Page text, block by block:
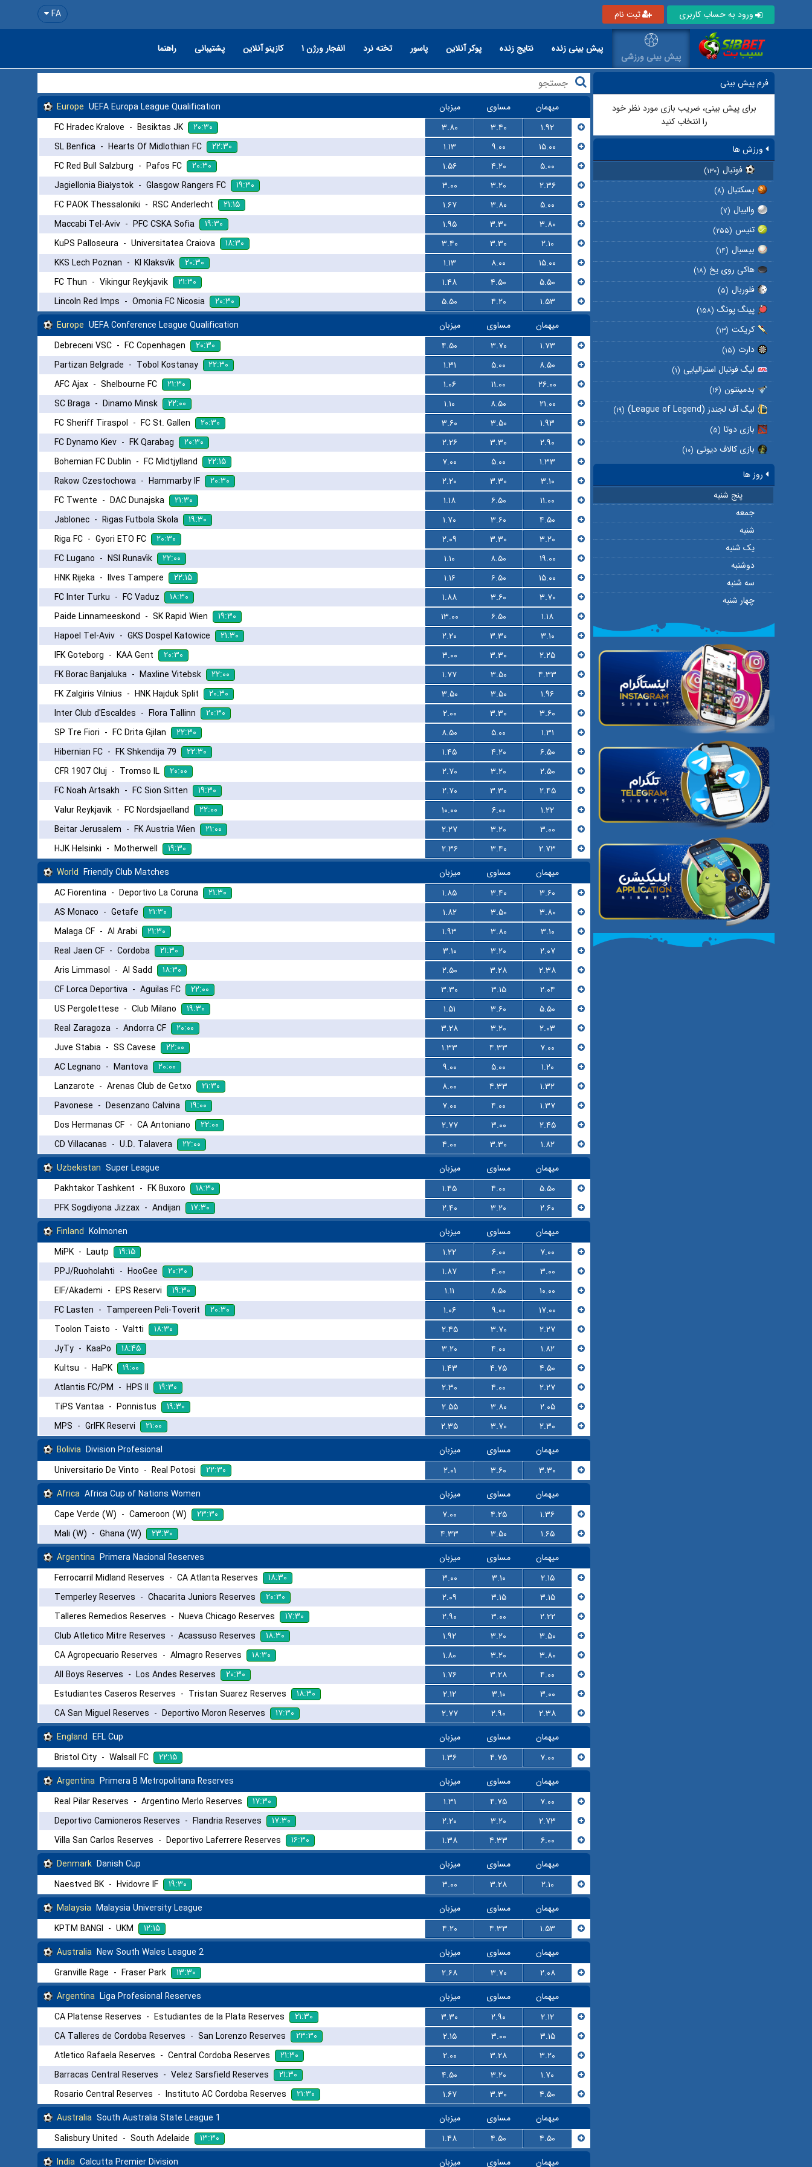
FA ورود به حساب کاربری ثبت نام
پیش بینی ورزشی
پیش بینی زنده نتایج زنده پوکر آنلاین پاسور تخته نرد انفجار ورژن ۱ کازینو آنلاین پشتیبانی راهنما
فرم پیش بینی
برای پیش بینی، ضریب بازی مورد نظر خود
را انتخاب کنید
ورزش ها
فوتبال (۱۳۰)
بسکتبال (۸)
والیبال (۷)
تنیس (۲۵۵)
بیسبال (۱۴)
هاکی روی یخ (۱۸)
فلوربال (۵)
پینگ پونگ (۱۵۸)
کریکت (۱۳)
دارت (۱۵)
لیگ فوتبال استرالیایی (۱)
بدمینتون (۱۶)
لیگ آف لجندز (League of Legend) (۱۹)
بازی دوتا (۵)
بازی کالاف دیوتی (۱۰)
روز ها
پنج شنبه
جمعه
شنبه
یک شنبه
دوشنبه
سه شنبه
چهار شنبه
Europe UEFA Europa League Qualification میزبان مساوی
میهمان
FC Hradec Kralove - Besiktas JK ۲۰:۳۰ ۳.۸۰ ۳.۴۰
۱.۹۲
SL Benfica - Hearts Of Midlothian FC ۲۲:۳۰ ۱.۱۳ ۹.۰۰
۱۵.۰۰
FC Red Bull Salzburg - Pafos FC ۲۰:۳۰ ۱.۵۶ ۴.۲۰
۵.۰۰
Jagiellonia Białystok - Glasgow Rangers FC ۱۹:۳۰ ۳.۰۰ ۳.۲۰
۲.۳۶
FC PAOK Thessaloniki - RSC Anderlecht ۲۱:۱۵ ۱.۶۷ ۳.۸۰
۵.۰۰
Maccabi Tel-Aviv - PFC CSKA Sofia ۱۹:۳۰ ۱.۹۵ ۳.۳۰
۳.۸۰
KuPS Palloseura - Universitatea Craiova ۱۸:۳۰ ۳.۴۰ ۳.۳۰
۲.۱۰
KKS Lech Poznan - KI Klaksvík ۲۰:۳۰ ۱.۱۳ ۸.۰۰
۱۵.۰۰
FC Thun - Vikingur Reykjavik ۲۱:۳۰ ۱.۴۸ ۴.۵۰
۵.۵۰
Lincoln Red Imps - Omonia FC Nicosia ۲۰:۳۰ ۵.۵۰ ۴.۲۰
۱.۵۳
Europe UEFA Conference League Qualification میزبان مساوی
میهمان
Debreceni VSC - FC Copenhagen ۲۰:۳۰ ۴.۵۰ ۳.۷۰
۱.۷۳
Partizan Belgrade - Tobol Kostanay ۲۲:۳۰ ۱.۳۱ ۵.۰۰
۸.۵۰
AFC Ajax - Shelbourne FC ۲۱:۳۰ ۱.۰۶ ۱۱.۰۰
۲۶.۰۰
SC Braga - Dinamo Minsk ۲۲:۰۰ ۱.۱۰ ۸.۵۰
۲۱.۰۰
FC Sheriff Tiraspol - FC St. Gallen ۲۰:۳۰ ۳.۶۰ ۳.۵۰
۱.۹۳
FC Dynamo Kiev - FK Qarabag ۲۰:۳۰ ۲.۲۶ ۳.۳۰
۲.۹۰
Bohemian FC Dublin - FC Midtjylland ۲۲:۱۵ ۷.۰۰ ۵.۰۰
۱.۳۳
Rakow Czestochowa - Hammarby IF ۲۰:۳۰ ۲.۲۰ ۳.۳۰
۳.۱۰
FC Twente - DAC Dunajska ۲۱:۳۰ ۱.۱۸ ۶.۵۰
۱۱.۰۰
Jablonec - Rigas Futbola Skola ۱۹:۳۰ ۱.۷۰ ۳.۶۰
۴.۵۰
Riga FC - Gyori ETO FC ۲۰:۳۰ ۲.۰۹ ۳.۳۰
۳.۲۰
FC Lugano - NSI Runavík ۲۲:۰۰ ۱.۱۰ ۸.۵۰
۱۹.۰۰
HNK Rijeka - Ilves Tampere ۲۲:۱۵ ۱.۱۶ ۶.۵۰
۱۵.۰۰
FC Inter Turku - FC Vaduz ۱۸:۳۰ ۱.۸۸ ۳.۶۰
۳.۷۰
Paide Linnameeskond - SK Rapid Wien ۱۹:۳۰ ۱۳.۰۰ ۶.۵۰
۱.۱۸
Hapoel Tel-Aviv - GKS Dospel Katowice ۲۱:۳۰ ۲.۲۰ ۳.۳۰
۳.۱۰
IFK Goteborg - KAA Gent ۲۰:۳۰ ۳.۰۰ ۳.۳۰
۲.۲۵
FK Borac Banjaluka - Maxline Vitebsk ۲۲:۰۰ ۱.۷۷ ۳.۵۰
۴.۳۳
FK Zalgiris Vilnius - HNK Hajduk Split ۲۰:۳۰ ۳.۵۰ ۳.۵۰
۱.۹۶
Inter Club d'Escaldes - Flora Tallinn ۲۰:۳۰ ۲.۰۰ ۳.۳۰
۳.۶۰
SP Tre Fiori - FC Drita Gjilan ۲۲:۳۰ ۸.۵۰ ۵.۰۰
۱.۳۱
Hibernian FC - FK Shkendija 79 ۲۲:۳۰ ۱.۴۵ ۴.۲۰
۶.۵۰
CFR 1907 Cluj - Tromso IL ۲۰:۰۰ ۲.۷۰ ۳.۲۰
۲.۵۰
FC Noah Artsakh - FC Sion Sitten ۱۹:۳۰ ۲.۷۰ ۳.۳۰
۲.۴۵
Valur Reykjavik - FC Nordsjaelland ۲۲:۰۰ ۱۰.۰۰ ۶.۰۰
۱.۲۲
Beitar Jerusalem - FK Austria Wien ۲۱:۰۰ ۲.۲۷ ۳.۲۰
۳.۰۰
HJK Helsinki - Motherwell ۱۹:۳۰ ۲.۳۶ ۳.۴۰
۲.۷۳
World Friendly Club Matches میزبان مساوی
میهمان
AC Fiorentina - Deportivo La Coruna ۲۱:۳۰ ۱.۸۵ ۳.۴۰
۳.۶۰
AS Monaco - Getafe ۲۱:۳۰ ۱.۸۲ ۳.۵۰
۳.۸۰
Malaga CF - Al Arabi ۲۱:۳۰ ۱.۹۳ ۳.۸۰
۳.۱۰
Real Jaen CF - Cordoba ۲۱:۳۰ ۳.۱۰ ۳.۲۰
۲.۰۷
Aris Limmasol - Al Sadd ۱۸:۳۰ ۲.۵۰ ۳.۲۸
۲.۳۸
CF Lorca Deportiva - Aguilas FC ۲۲:۰۰ ۳.۳۰ ۳.۱۵
۲.۰۴
US Pergolettese - Club Milano ۱۹:۳۰ ۱.۵۱ ۳.۶۰
۵.۵۰
Real Zaragoza - Andorra CF ۲۰:۰۰ ۳.۲۸ ۳.۲۰
۲.۰۳
Juve Stabia - SS Cavese ۲۲:۰۰ ۱.۳۳ ۴.۳۳
۷.۰۰
AC Legnano - Mantova ۲۰:۰۰ ۹.۰۰ ۵.۰۰
۱.۲۰
Lanzarote - Arenas Club de Getxo ۲۱:۳۰ ۸.۰۰ ۴.۳۳
۱.۳۲
Pavonese - Desenzano Calvina ۱۹:۰۰ ۷.۰۰ ۴.۰۰
۱.۳۷
Dos Hermanas CF - CA Antoniano ۲۲:۰۰ ۲.۷۷ ۳.۰۰
۲.۴۵
CD Villacanas - U.D. Talavera ۲۲:۰۰ ۴.۰۰ ۳.۳۰
۱.۸۲
Uzbekistan Super League میزبان مساوی
میهمان
Pakhtakor Tashkent - FK Buxoro ۱۸:۳۰ ۱.۴۵ ۴.۰۰
۵.۵۰
PFK Sogdiyona Jizzax - Andijan ۱۷:۳۰ ۲.۴۰ ۳.۲۰
۲.۶۰
Finland Kolmonen میزبان مساوی
میهمان
MiPK - Lautp ۱۹:۱۵ ۱.۲۲ ۶.۰۰
۷.۰۰
PPJ/Ruoholahti - HooGee ۲۰:۳۰ ۱.۸۷ ۴.۰۰
۳.۰۰
EIF/Akademi - EPS Reservi ۱۹:۳۰ ۱.۱۱ ۸.۵۰
۱۰.۰۰
FC Lasten - Tampereen Peli-Toverit ۲۰:۳۰ ۱.۰۶ ۹.۰۰
۱۷.۰۰
Toolon Taisto - Valtti ۱۸:۳۰ ۲.۴۵ ۳.۷۰
۲.۲۷
JyTy - KaaPo ۱۸:۴۵ ۳.۲۰ ۴.۰۰
۱.۸۲
Kultsu - HaPK ۱۹:۰۰ ۱.۴۳ ۴.۷۵
۴.۵۰
Atlantis FC/PM - HPS II ۱۹:۳۰ ۲.۳۰ ۴.۰۰
۲.۲۷
TiPS Vantaa - Ponnistus ۱۹:۳۰ ۲.۵۵ ۳.۸۰
۲.۰۵
MPS - GrIFK Reservi ۲۱:۰۰ ۲.۳۵ ۳.۷۰
۲.۳۰
Bolivia Division Profesional میزبان مساوی
میهمان
Universitario De Vinto - Real Potosi ۲۲:۳۰ ۲.۰۱ ۳.۶۰
۳.۳۰
Africa Africa Cup of Nations Women میزبان مساوی
میهمان
Cape Verde (W) - Cameroon (W) ۲۳:۳۰ ۷.۰۰ ۴.۲۵
۱.۳۶
Mali (W) - Ghana (W) ۲۳:۳۰ ۴.۳۳ ۳.۵۰
۱.۶۵
Argentina Primera Nacional Reserves میزبان مساوی
میهمان
Ferrocarril Midland Reserves - CA Atlanta Reserves ۱۸:۳۰ ۳.۰۰ ۳.۱۰
۲.۱۵
Temperley Reserves - Chacarita Juniors Reserves ۲۰:۳۰ ۲.۰۹ ۳.۱۵
۳.۱۵
Talleres Remedios Reserves - Nueva Chicago Reserves ۱۷:۳۰ ۲.۹۰ ۳.۰۰
۲.۲۲
Club Atletico Mitre Reserves - Acassuso Reserves ۱۸:۳۰ ۱.۹۲ ۳.۲۰
۳.۵۰
CA Agropecuario Reserves - Almagro Reserves ۱۸:۳۰ ۱.۸۰ ۳.۲۰
۳.۸۰
All Boys Reserves - Los Andes Reserves ۲۰:۳۰ ۱.۷۶ ۳.۲۸
۴.۰۰
Estudiantes Caseros Reserves - Tristan Suarez Reserves ۱۸:۳۰ ۲.۱۲ ۳.۱۰
۳.۰۰
CA San Miguel Reserves - Deportivo Moron Reserves ۱۷:۳۰ ۲.۷۷ ۲.۹۰
۲.۳۸
England EFL Cup میزبان مساوی
میهمان
Bristol City - Walsall FC ۲۲:۱۵ ۱.۳۶ ۴.۷۵
۷.۰۰
Argentina Primera B Metropolitana Reserves میزبان مساوی
میهمان
Real Pilar Reserves - Argentino Merlo Reserves ۱۷:۳۰ ۱.۳۱ ۴.۷۵
۷.۰۰
Deportivo Camioneros Reserves - Flandria Reserves ۱۷:۳۰ ۲.۲۰ ۳.۲۰
۲.۷۳
Villa San Carlos Reserves - Deportivo Laferrere Reserves ۱۶:۳۰ ۱.۳۸ ۴.۳۳
۶.۰۰
Denmark Danish Cup میزبان مساوی
میهمان
Naestved BK - Hvidovre IF ۱۹:۳۰ ۳.۰۰ ۳.۲۸
۲.۱۰
Malaysia Malaysia University League میزبان مساوی
میهمان
KPTM BANGI - UKM ۱۲:۱۵ ۴.۲۰ ۴.۳۳
۱.۵۳
Australia New South Wales League 2 میزبان مساوی
میهمان
Granville Rage - Fraser Park ۱۳:۳۰ ۲.۶۸ ۳.۷۰
۲.۰۸
Argentina Liga Profesional Reserves میزبان مساوی
میهمان
CA Platense Reserves - Estudiantes de la Plata Reserves ۲۱:۳۰ ۳.۳۰ ۲.۹۰
۲.۱۲
CA Talleres de Cordoba Reserves - San Lorenzo Reserves ۲۳:۳۰ ۲.۱۵ ۳.۰۰
۳.۱۵
Atletico Rafaela Reserves - Central Cordoba Reserves ۲۱:۳۰ ۲.۰۰ ۳.۲۸
۳.۲۰
Barracas Central Reserves - Velez Sarsfield Reserves ۲۱:۳۰ ۴.۵۰ ۳.۲۰
۱.۷۰
Rosario Central Reserves - Instituto AC Cordoba Reserves ۲۱:۳۰ ۱.۶۷ ۳.۳۰
۴.۵۰
Australia South Australia State League 1 میزبان مساوی
میهمان
Salisbury United - South Adelaide ۱۳:۳۰ ۱.۴۸ ۴.۵۰
۴.۵۰
India Calcutta Premier Division میزبان مساوی میهمان